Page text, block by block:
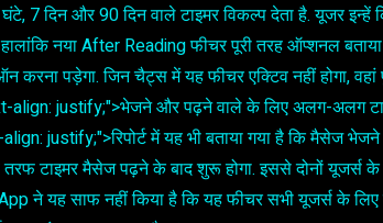
घंटे, 7 दिन और 90 दिन वाले टाइमर विकल्प देता है. यूजर
नया After Reading फीचर पूरी तरह ऑप्शनल
करना पड़ेगा. जिन चैट्स में यह फीचर एक्टिव नहीं होगा,
align: justify;">भेजने और पढ़ने वाले के लिए अलग-अलग
justify;">रिपोर्ट में यह भी बताया गया है कि मैसेज
तरफ टाइमर मैसेज पढ़ने के बाद शुरू होगा. इससे दोनों
ने यह साफ नहीं किया है कि यह फीचर सभी यूजर्स के